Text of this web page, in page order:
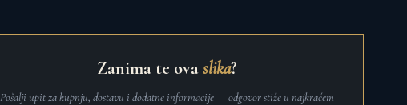
Zanima te ovaslika?
Pošalji upit za kupnju, dostavu i dodatne informacije — odgovor stiže u najkraćem